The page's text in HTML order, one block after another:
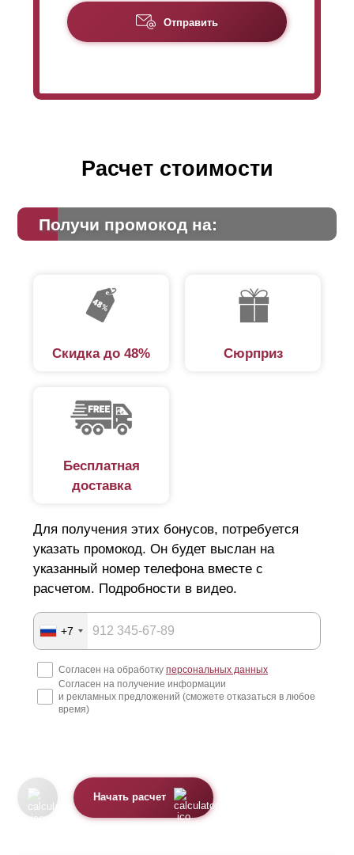
Отправить
Расчет стоимости
Получи промокод на:
Скидка до 48% Сюрприз
Бесплатная
доставка
Для получения этих бонусов, потребуется
указать промокод. Он будет выслан на
указанный номер телефона вместе с
расчетом. Подробности в видео.
+7
Согласен на обработку персональных данных
Согласен на получение информации
и рекламных предложений (сможете отказаться в любое
время)
Начать расчет